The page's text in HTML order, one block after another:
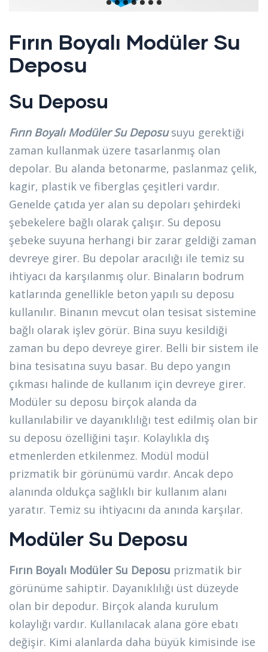
Fırın Boyalı Modüler Su
Deposu
Su Deposu
Fırın Boyalı Modüler Su Deposusuyu gerektiği
zaman kullanmak üzere tasarlanmış olan
depolar. Bu alanda betonarme, paslanmaz çelik,
kagir, plastik ve fiberglas çeşitleri vardır.
Genelde çatıda yer alan su depoları şehirdeki
şebekelere bağlı olarak çalışır. Su deposu
şebeke suyuna herhangi bir zarar geldiği zaman
devreye girer. Bu depolar aracılığı ile temiz su
ihtiyacı da karşılanmış olur. Binaların bodrum
katlarında genellikle beton yapılı su deposu
kullanılır. Binanın mevcut olan tesisat sistemine
bağlı olarak işlev görür. Bina suyu kesildiği
zaman bu depo devreye girer. Belli bir sistem ile
bina tesisatına suyu basar. Bu depo yangın
çıkması halinde de kullanım için devreye girer.
Modüler su deposu birçok alanda da
kullanılabilir ve dayanıklılığı test edilmiş olan bir
su deposu özelliğini taşır. Kolaylıkla dış
etmenlerden etkilenmez. Modül modül
prizmatik bir görünümü vardır. Ancak depo
alanında oldukça sağlıklı bir kullanım alanı
yaratır. Temiz su ihtiyacını da anında karşılar.
Modüler Su Deposu
Fırın Boyalı Modüler Su Deposu prizmatik bir
görünüme sahiptir. Dayanıklılığı üst düzeyde
olan bir depodur. Birçok alanda kurulum
kolaylığı vardır. Kullanılacak alana göre ebatı
değişir. Kimi alanlarda daha büyük kimisinde ise